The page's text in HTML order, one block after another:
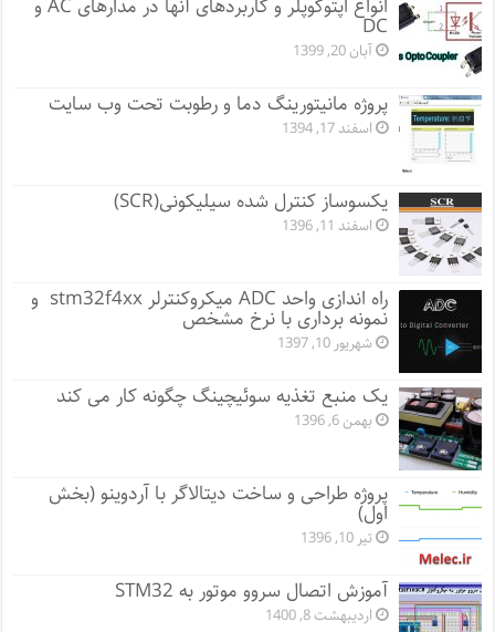
انواع اپتوکوپلر و کاربردهای آنها در مدارهای AC و
DC
آبان 20, 1399
پروژه مانيتورينگ دما و رطوبت تحت وب سایت
اسفند 17, 1394
یکسوساز کنترل شده سیلیکونی(SCR)
اسفند 11, 1396
راه اندازی واحد ADC میکروکنترلر stm32f4xx و
نمونه برداری با نرخ مشخص
شهریور 10, 1397
یک منبع تغذیه سوئیچینگ چگونه کار می کند
بهمن 6, 1396
پروژه طراحی و ساخت دیتالاگر با آردوینو (بخش
اول)
تیر 10, 1396
آموزش اتصال سروو موتور به STM32
اردیبهشت 8, 1400